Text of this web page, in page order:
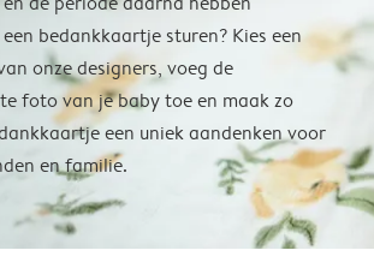
bedankkaartje sturen? Kies een
onze designers, voeg de
foto van je baby toe en maak zo
een uniek aandenken voor
en familie.